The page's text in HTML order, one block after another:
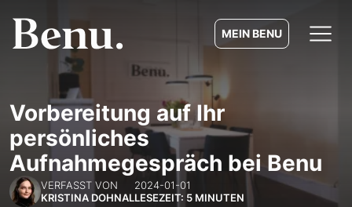
MEIN BENU
Vorbereitung auf Ihr
persönliches
Aufnahmegespräch bei Benu
VERFASST VON
KRISTINA DOHNAL
2024-01-01
LESEZEIT: 5 MINUTEN